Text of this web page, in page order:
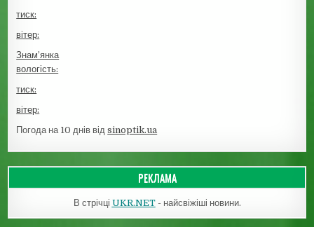
тиск:
вітер:
Знам’янка
вологість:
тиск:
вітер:
Погода на 10 днів відsinoptik.ua
РЕКЛАМА
В стрічці UKR.NET- найсвіжіші новини.